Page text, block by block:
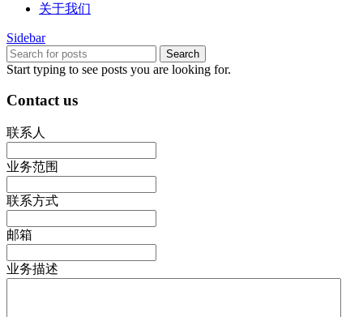
关于我们
Sidebar
Search
Start typing to see posts you are looking for.
Contact us
联系人
业务范围
联系方式
邮箱
业务描述